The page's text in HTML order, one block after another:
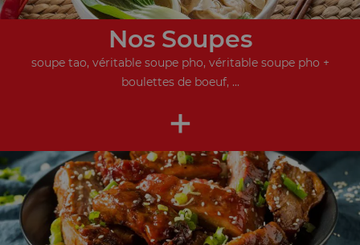
Nos Soupes
soupe tao, véritable soupe pho, véritable soupe pho +
boulettes de boeuf, ...
+